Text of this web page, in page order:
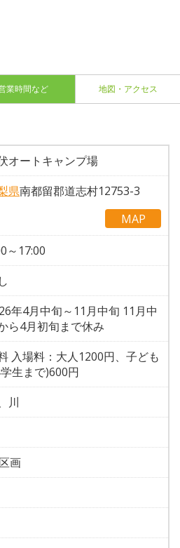
業時間など 地図・アクセス
オートキャンプ場
県南都留郡道志村12753-3
MAP
～17:00
年4月中旬～11月中旬 11月中
ら4月初旬まで休み
入場料：大人1200円、子ども
生まで)600円
川
画